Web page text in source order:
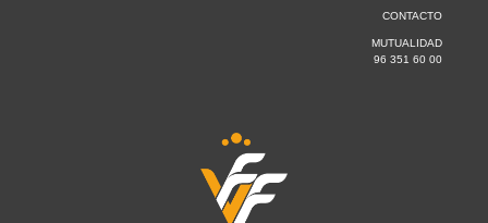
CONTACTO
MUTUALIDAD
96 351 60 00